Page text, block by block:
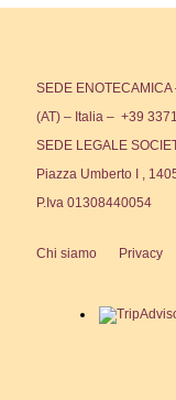
SEDE
(AT) – Italia – +39
SEDE LEGALE
Piazza Umberto I ,
P.Iva 01308440054
Chi siamo Privacy